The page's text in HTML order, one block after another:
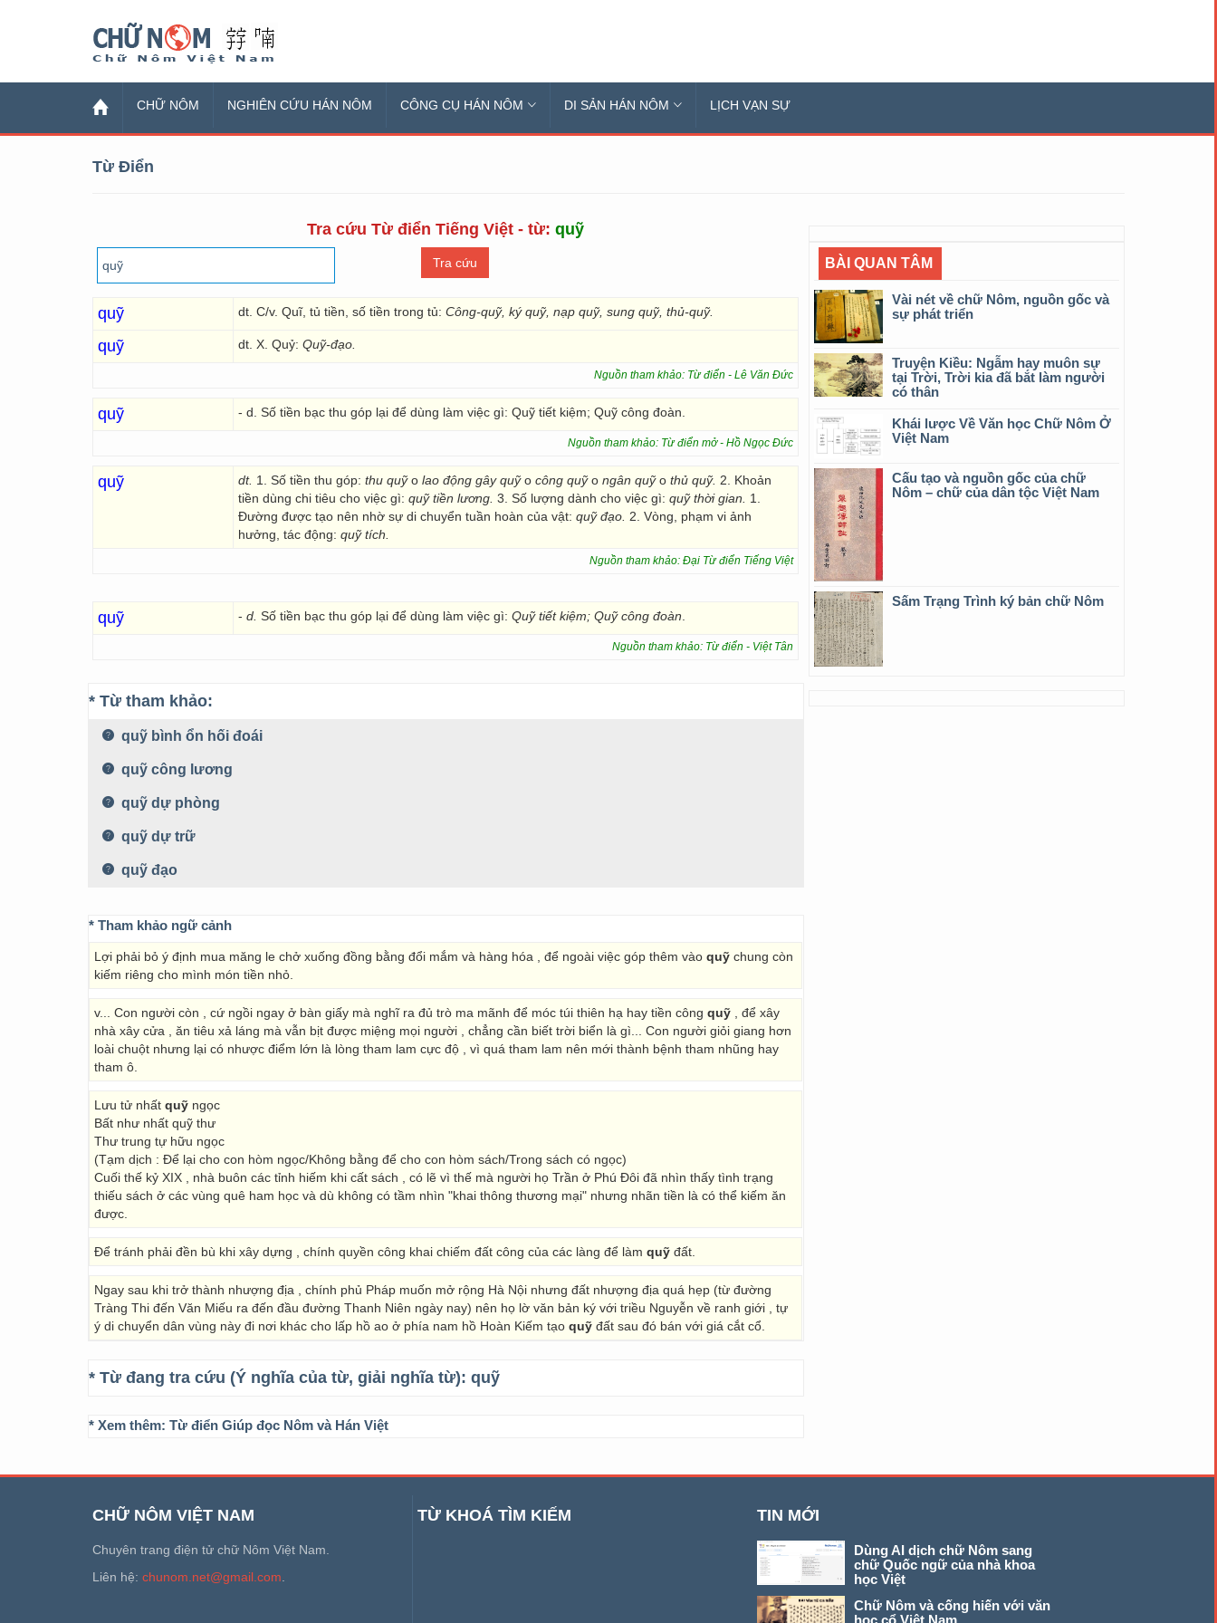
CHỮ NÔM NGHIÊN CỨU HÁN NÔM CÔNG CỤ HÁN NÔM DI SẢN HÁN NÔM LỊCH VẠN SỰ
Từ Điển
Tra cứu Từ điển Tiếng Việt - từ:quỹ
quỹ dt. C/v. Quĩ, tủ tiền, số tiền trong tủ: Công-quỹ, ký quỹ, nạp quỹ, sung quỹ, thủ-quỹ.
quỹ dt. X. Quỷ: Quỹ-đạo.
Nguồn tham khảo: Từ điển - Lê Văn Đức
quỹ - d. Số tiền bạc thu góp lại để dùng làm việc gì: Quỹ tiết kiệm; Quỹ công đoàn.
Nguồn tham khảo: Từ điển mở - Hồ Ngọc Đức
quỹ dt. 1. Số tiền thu góp: thu quỹo lao động gây quỹo công quỹo ngân quỹo thủ quỹ. 2. Khoản
tiền dùng chi tiêu cho việc gì: quỹ tiền lương. 3. Số lượng dành cho việc gì: quỹ thời gian. 1.
Đường được tạo nên nhờ sự di chuyển tuần hoàn của vật: quỹ đạo. 2. Vòng, phạm vi ảnh
hưởng, tác động: quỹ tích.
Nguồn tham khảo: Đại Từ điển Tiếng Việt
quỹ - d. Số tiền bạc thu góp lại để dùng làm việc gì: Quỹ tiết kiệm; Quỹ công đoàn
Nguồn tham khảo: Từ điển - Việt Tân
* Từ tham khảo:
quỹ bình ổn hối đoái
quỹ công lương
quỹ dự phòng
quỹ dự trữ
quỹ đạo
* Tham khảo ngữ cảnh
Lợi phải bỏ ý định mua măng le chở xuống đồng bằng đổi mắm và hàng hóa , để ngoài việc góp thêm vào quỹ chung còn
kiếm riêng cho mình món tiền nhỏ.
v... Con người còn , cứ ngồi ngay ở bàn giấy mà nghĩ ra đủ trò ma mãnh để móc túi thiên hạ hay tiền công quỹ , để xây
nhà xây cửa , ăn tiêu xả láng mà vẫn bịt được miệng mọi người , chẳng cần biết trời biển là gì... Con người giỏi giang hơn
loài chuột nhưng lại có nhược điểm lớn là lòng tham lam cực độ , vì quá tham lam nên mới thành bệnh tham nhũng hay
tham ô.
Lưu tử nhất quỹ ngọc
Bất như nhất quỹ thư
Thư trung tự hữu ngọc
(Tạm dịch : Để lại cho con hòm ngọc/Không bằng để cho con hòm sách/Trong sách có ngọc)
Cuối thế kỷ XIX , nhà buôn các tỉnh hiếm khi cất sách , có lẽ vì thế mà người họ Trần ở Phú Đôi đã nhìn thấy tình trạng
thiếu sách ở các vùng quê ham học và dù không có tầm nhìn "khai thông thương mại" nhưng nhãn tiền là có thể kiếm ăn
được.
Để tránh phải đền bù khi xây dựng , chính quyền công khai chiếm đất công của các làng để làm quỹ đất.
Ngay sau khi trở thành nhượng địa , chính phủ Pháp muốn mở rộng Hà Nội nhưng đất nhượng địa quá hẹp (từ đường
Tràng Thi đến Văn Miếu ra đến đầu đường Thanh Niên ngày nay) nên họ lờ văn bản ký với triều Nguyễn về ranh giới , tự
ý di chuyển dân vùng này đi nơi khác cho lấp hồ ao ở phía nam hồ Hoàn Kiếm tạo quỹ đất sau đó bán với giá cắt cổ.
* Từ đang tra cứu (Ý nghĩa của từ, giải nghĩa từ): quỹ
* Xem thêm: Từ điển Giúp đọc Nôm và Hán Việt
BÀI QUAN TÂM
Vài nét về chữ Nôm, nguồn gốc và
sự phát triển
Truyện Kiều: Ngẫm hay muôn sự
tại Trời, Trời kia đã bắt làm người
có thân
Khái lược Về Văn học Chữ Nôm Ở
Việt Nam
Cấu tạo và nguồn gốc của chữ
Nôm – chữ của dân tộc Việt Nam
Sấm Trạng Trình ký bản chữ Nôm
CHỮ NÔM VIỆT NAM
Chuyên trang điện tử chữ Nôm Việt Nam.
Liên hệ: chunom.net@gmail.com
TỪ KHOÁ TÌM KIẾM TIN MỚI
Dùng AI dịch chữ Nôm sang
chữ Quốc ngữ của nhà khoa
học Việt
Chữ Nôm và cống hiến với văn
học cổ Việt Nam